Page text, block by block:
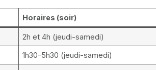
Horaires (soir)
2h et 4h (jeudi-samedi)
1h30–5h30 (jeudi-samedi)